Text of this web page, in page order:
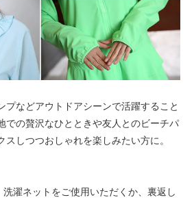
E柄〈color__S-15__〉
SOLD OUT
× 売り切れ中
F柄〈color__S-16__〉
○ 在庫有り
○ 在庫有り
H柄〈color__S-18__〉
○ 在庫有り
× 売り切れ中
プなどアウトドアシーンで活躍すること
での贅沢なひとときや友人とのビーチパ
スしつつおしゃれを楽しみたい方に。
濯ネットをご使用いただくか、裏返し